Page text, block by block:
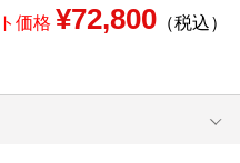
価格 ¥72,800（税込）